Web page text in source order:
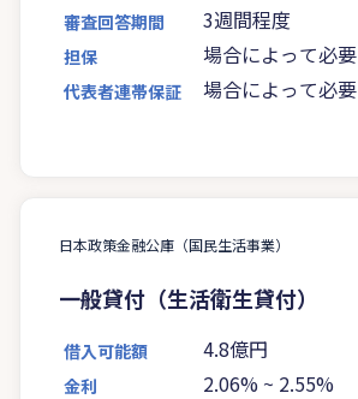
審査回答期間 3週間程度
担保 場合によって必要
代表者連帯保証 場合によって必要
日本政策金融公庫（国民生活事業）
一般貸付（生活衛生貸付）
借入可能額 4.8億円
金利 2.06% ~ 2.55%